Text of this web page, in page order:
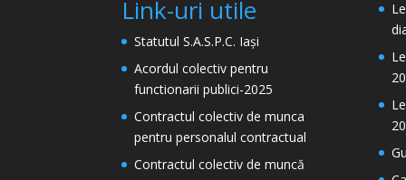
Link-uri utile
Statutul S.A.S.P.C. Iași
Acordul colectiv pentru
functionarii publici-2025
Contractul colectiv de munca
pentru personalul contractual
Contractul colectiv de muncă